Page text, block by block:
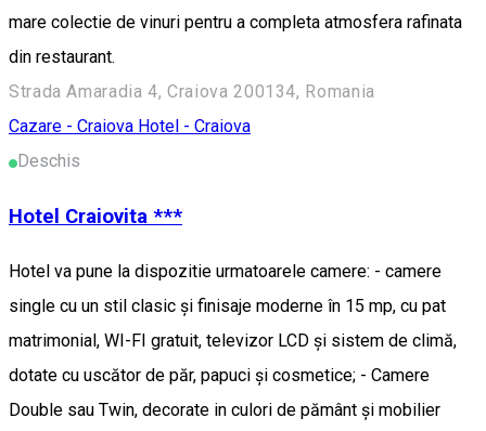
mare colectie de vinuri pentru a completa atmosfera rafinata
din restaurant.
Strada Amaradia 4, Craiova 200134, Romania
Cazare - Craiova Hotel - Craiova
Deschis
Hotel Craiovita ***
Hotel va pune la dispozitie urmatoarele camere: - camere
single cu un stil clasic și finisaje moderne în 15 mp, cu pat
matrimonial, WI-FI gratuit, televizor LCD și sistem de climă,
dotate cu uscător de păr, papuci și cosmetice; - Camere
Double sau Twin, decorate in culori de pământ și mobilier